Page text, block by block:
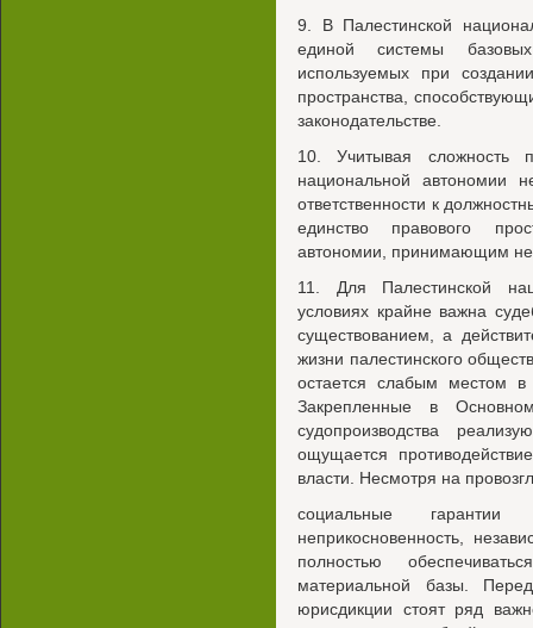
9. В Палестинской
единой системы
используемых при
пространства,
законодательстве.
10. Учитывая сложность
национальной автономии
ответственности к
единство правового
автономии, принимающим
11. Для Палестинской
условиях крайне важна
существованием, а
жизни палестинского
остается слабым местом в
Закрепленные в
судопроизводства
ощущается
власти. Несмотря на
социальные
неприкосновенность,
полностью
материальной базы.
юрисдикции стоят ряд